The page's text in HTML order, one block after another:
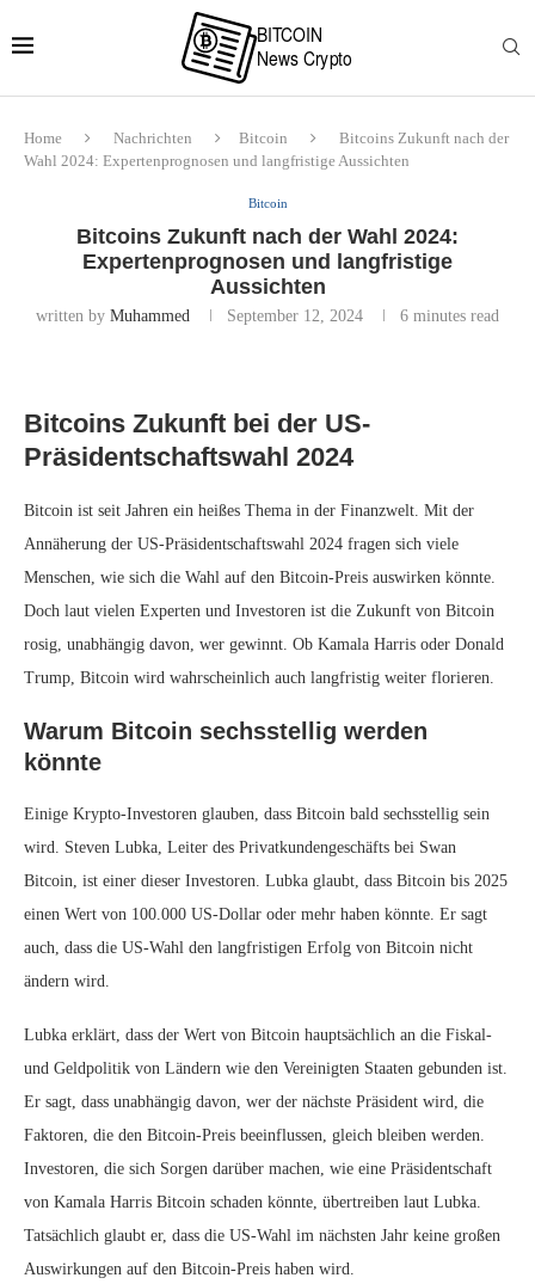
Home Nachrichten Bitcoin
Bitcoins Zukunft nach der
Wahl 2024: Expertenprognosen und langfristige Aussichten
Bitcoin
Bitcoins Zukunft nach der Wahl 2024:
Expertenprognosen und langfristige
Aussichten
written by Muhammed September 12, 2024 6 minutes read
Bitcoins Zukunft bei der US-
Präsidentschaftswahl 2024
Bitcoin ist seit Jahren ein heißes Thema in der Finanzwelt. Mit der
Annäherung der US-Präsidentschaftswahl 2024 fragen sich viele
Menschen, wie sich die Wahl auf den Bitcoin-Preis auswirken könnte.
Doch laut vielen Experten und Investoren ist die Zukunft von Bitcoin
rosig, unabhängig davon, wer gewinnt. Ob Kamala Harris oder Donald
Trump, Bitcoin wird wahrscheinlich auch langfristig weiter florieren.
Warum Bitcoin sechsstellig werden
könnte
Einige Krypto-Investoren glauben, dass Bitcoin bald sechsstellig sein
wird. Steven Lubka, Leiter des Privatkundengeschäfts bei Swan
Bitcoin, ist einer dieser Investoren. Lubka glaubt, dass Bitcoin bis 2025
einen Wert von 100.000 US-Dollar oder mehr haben könnte. Er sagt
auch, dass die US-Wahl den langfristigen Erfolg von Bitcoin nicht
ändern wird.
Lubka erklärt, dass der Wert von Bitcoin hauptsächlich an die Fiskal-
und Geldpolitik von Ländern wie den Vereinigten Staaten gebunden ist.
Er sagt, dass unabhängig davon, wer der nächste Präsident wird, die
Faktoren, die den Bitcoin-Preis beeinflussen, gleich bleiben werden.
Investoren, die sich Sorgen darüber machen, wie eine Präsidentschaft
von Kamala Harris Bitcoin schaden könnte, übertreiben laut Lubka.
Tatsächlich glaubt er, dass die US-Wahl im nächsten Jahr keine großen
Auswirkungen auf den Bitcoin-Preis haben wird.